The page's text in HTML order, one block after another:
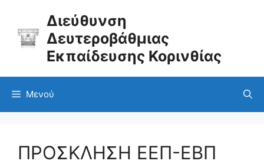
Διεύθυνση
Δευτεροβάθμιας
Εκπαίδευσης Κορινθίας
Μενού
ΠΡΟΣΚΛΗΣΗ ΕΕΠ-ΕΒΠ